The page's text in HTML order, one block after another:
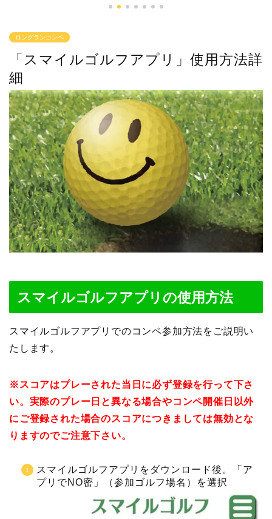
ロングランコンペ
「スマイルゴルフアプリ」使用方法詳
細
スマイルゴルフアプリの使用方法
スマイルゴルフアプリでのコンペ参加方法をご説明い
たします。
※スコアはプレーされた当日に必ず登録を行って下さ
い。実際のプレー日と異なる場合やコンペ開催日以外
にご登録された場合のスコアにつきましては無効とな
りますのでご注意下さい。
スマイルゴルフアプリをダウンロード後。「ア
プリでNO密」（参加ゴルフ場名）を選択